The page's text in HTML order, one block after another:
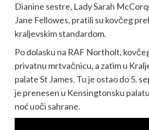
Dianine sestre, Lady Sarah
Jane Fellowes, pratili su kovčeg
kraljevskim standardom.
Po dolasku na RAF Northolt,
privatnu mrtvačnicu, a zatim u
palate St James. Tu je ostao do 5.
je prenesen u Kensingtonsku
noć uoči sahrane.